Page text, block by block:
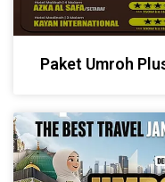
Paket Umroh